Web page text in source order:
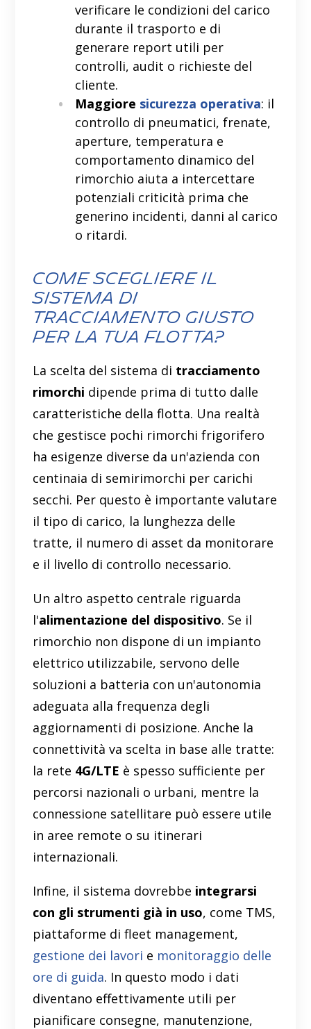
verificare le condizioni del carico
durante il trasporto e di
generare report utili per
controlli, audit o richieste del
cliente.
Maggiore sicurezza operativa: il
controllo di pneumatici, frenate,
aperture, temperatura e
comportamento dinamico del
rimorchio aiuta a intercettare
potenziali criticità prima che
generino incidenti, danni al carico
o ritardi.
Come scegliere il
sistema di
tracciamento giusto
per la tua flotta?
La scelta del sistema di tracciamento
rimorchi dipende prima di tutto dalle
caratteristiche della flotta. Una realtà
che gestisce pochi rimorchi frigorifero
ha esigenze diverse da un'azienda con
centinaia di semirimorchi per carichi
secchi. Per questo è importante valutare
il tipo di carico, la lunghezza delle
tratte, il numero di asset da monitorare
e il livello di controllo necessario.
Un altro aspetto centrale riguarda
l'alimentazione del dispositivo. Se il
rimorchio non dispone di un impianto
elettrico utilizzabile, servono delle
soluzioni a batteria con un'autonomia
adeguata alla frequenza degli
aggiornamenti di posizione. Anche la
connettività va scelta in base alle tratte:
la rete 4G/LTE è spesso sufficiente per
percorsi nazionali o urbani, mentre la
connessione satellitare può essere utile
in aree remote o su itinerari
internazionali.
Infine, il sistema dovrebbe integrarsi
con gli strumenti già in uso, come TMS,
piattaforme di fleet management,
gestione dei lavori e monitoraggio delle
ore di guida. In questo modo i dati
diventano effettivamente utili per
pianificare consegne, manutenzione,